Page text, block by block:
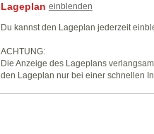
Lageplan einblenden
Du kannst den Lageplan jederzeit
ACHTUNG:
Die Anzeige des Lageplans
den Lageplan nur bei einer schnellen